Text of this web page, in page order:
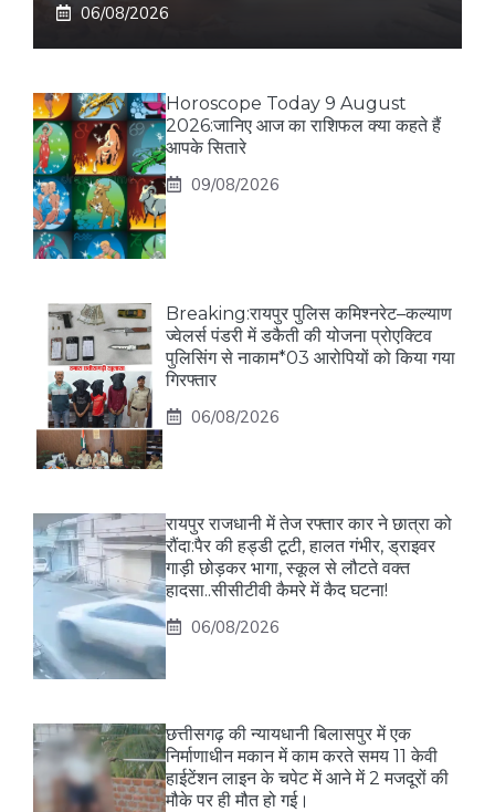
06/08/2026
Horoscope Today 9 August
2026:जानिए आज का राशिफल क्या कहते हैं
आपके सितारे
09/08/2026
Breaking:रायपुर पुलिस कमिश्नरेट–कल्याण
ज्वेलर्स पंडरी में डकैती की योजना प्रोएक्टिव
पुलिसिंग से नाकाम*03 आरोपियों को किया गया
गिरफ्तार
06/08/2026
रायपुर राजधानी में तेज रफ्तार कार ने छात्रा को
रौंदा:पैर की हड्डी टूटी, हालत गंभीर, ड्राइवर
गाड़ी छोड़कर भागा, स्कूल से लौटते वक्त
हादसा..सीसीटीवी कैमरे में कैद घटना!
06/08/2026
छत्तीसगढ़ की न्यायधानी बिलासपुर में एक
निर्माणाधीन मकान में काम करते समय 11 केवी
हाईटेंशन लाइन के चपेट में आने में 2 मजदूरों की
मौके पर ही मौत हो गई।